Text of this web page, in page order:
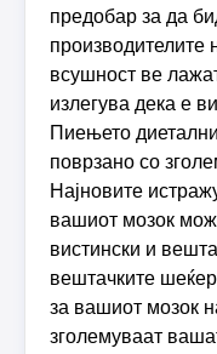
предобар за да
производителите
всушност ве
излегува дека е
Пиењето
поврзано со
Најновите
вашиот мозок
вистински и
вештачките
за вашиот мозок
зголемуваат